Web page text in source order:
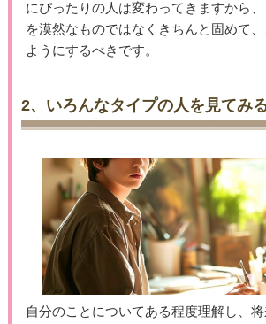
にぴったりの人は変わってきますから
を漠然なものではなくきちんと固めて
ようにするべきです。
2、いろんなタイプの人を見てみ
自分のことについてある程度理解し、